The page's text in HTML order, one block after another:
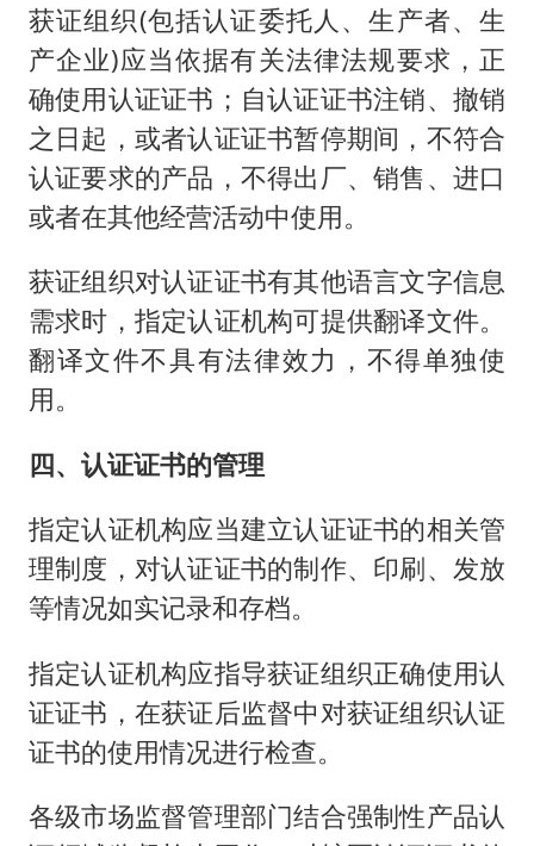
获证组织(包括认证委托人、生产者、生
产企业)应当依据有关法律法规要求，正
确使用认证证书；自认证证书注销、撤销
之日起，或者认证证书暂停期间，不符合
认证要求的产品，不得出厂、销售、进口
或者在其他经营活动中使用。
获证组织对认证证书有其他语言文字信息
需求时，指定认证机构可提供翻译文件。
翻译文件不具有法律效力，不得单独使
用。
四、认证证书的管理
指定认证机构应当建立认证证书的相关管
理制度，对认证证书的制作、印刷、发放
等情况如实记录和存档。
指定认证机构应指导获证组织正确使用认
证证书，在获证后监督中对获证组织认证
证书的使用情况进行检查。
各级市场监督管理部门结合强制性产品认